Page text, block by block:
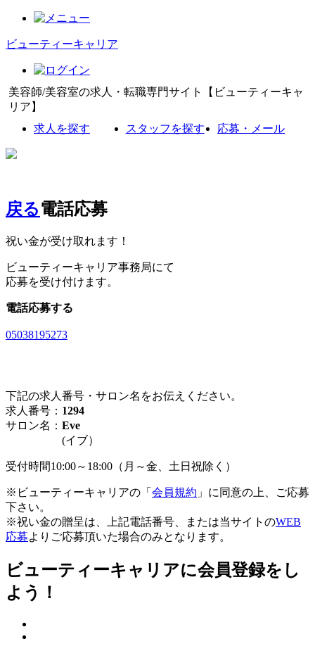
ビューティーキャリア
美容師/美容室の求人・転職専門サイト【ビューティーキャ
リア】
求人を探す
スタッフを探す 応募・メール
戻る電話応募
祝い金が受け取れます！
ビューティーキャリア事務局にて
応募を受け付けます。
電話応募する
05038195273
下記の求人番号・サロン名をお伝えください。
求人番号： 1294
サロン名： Eve
(イブ）
受付時間10:00～18:00（月～金、土日祝除く）
※ビューティーキャリアの「 会員規約 」に同意の上、ご応募
下さい。
※祝い金の贈呈は、上記電話番号、または当サイトのWEB
応募よりご応募頂いた場合のみとなります。
ビューティーキャリアに会員登録をし
よう！